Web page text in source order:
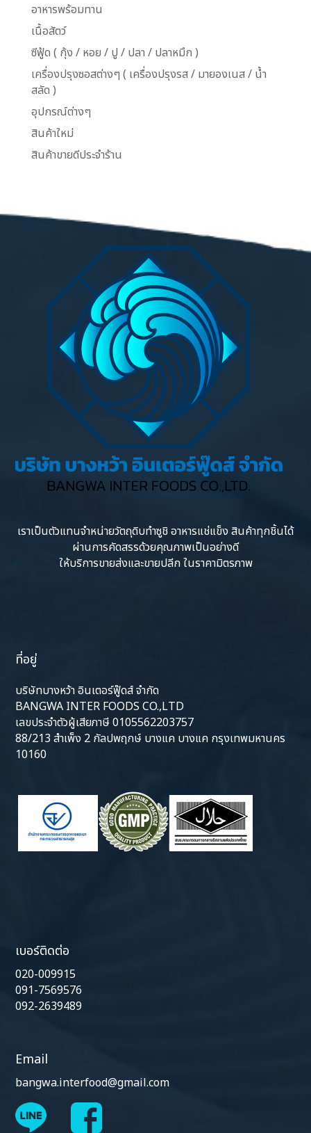
อาหารพร้อมทาน
เนื้อสัตว์
ซีฟู้ด ( กุ้ง / หอย / ปู / ปลา / ปลาหมึก )
เครื่องปรุงซอสต่างๆ ( เครื่องปรุงรส / มายองเนส / น้ำ
สลัด )
อุปกรณ์ต่างๆ
สินค้าใหม่
สินค้าขายดีประจำร้าน
เราเป็นตัวแทนจำหน่ายวัตถุดิบทำซูชิ อาหารแช่แข็ง สินค้าทุกชิ้นได้
ผ่านการคัดสรรด้วยคุณภาพเป็นอย่างดี
ให้บริการขายส่งและขายปลีก ในราคามิตรภาพ
ที่อยู่
บริษัทบางหว้า อินเตอร์ฟู๊ดส์ จำกัด
BANGWA INTER FOODS CO.,LTD
เลขประจำตัวผู้เสียภาษี 0105562203757
88/213 สำเพ็ง 2 กัลปพฤกษ์ บางแค บางแค กรุงเทพมหานคร
10160
เบอร์ติดต่อ
020-009915
091-7569576
092-2639489
Email
bangwa.interfood@gmail.com